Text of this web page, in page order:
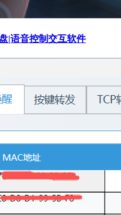
|语音控制交互软件